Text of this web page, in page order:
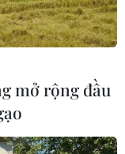
sát viên
mở rộng đầu